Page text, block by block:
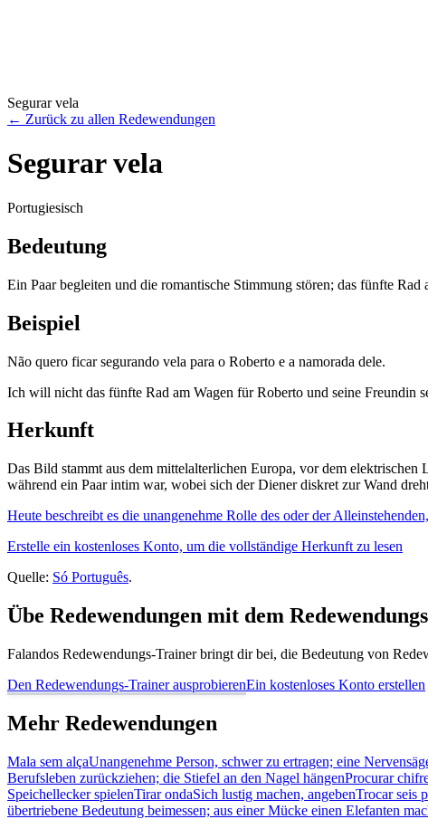
Segurar vela
← Zurück zu allen Redewendungen
Segurar vela
Portugiesisch
Bedeutung
Ein Paar begleiten und die romantische Stimmung stören; das fünfte Rad
Beispiel
Não quero ficar segurando vela para o Roberto e a namorada dele.
Ich will nicht das fünfte Rad am Wagen für Roberto und seine Freundin
Herkunft
Das Bild stammt aus dem mittelalterlichen Europa, vor dem
während ein Paar intim war, wobei sich der Diener diskret zur Wand
Heute beschreibt es die unangenehme Rolle des oder der
Erstelle ein kostenloses Konto, um die vollständige Herkunft zu lesen
Quelle: Só Português.
Übe Redewendungen mit dem
Falandos Redewendungs-Trainer bringt dir bei, die Bedeutung von
Den Redewendungs-Trainer ausprobierenEin kostenloses Konto erstellen
Mehr Redewendungen
Mala sem alçaUnangenehme Person, schwer zu ertragen; eine
Berufsleben zurückziehen; die Stiefel an den Nagel hängenProcurar
Speichellecker spielenTirar ondaSich lustig machen, angebenTrocar seis
übertriebene Bedeutung beimessen; aus einer Mücke einen Elefanten